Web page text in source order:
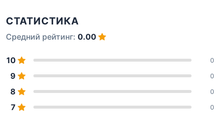
СТАТИСТИКА
Средний рейтинг: 0.00
10 0
9 0
8 0
7 0